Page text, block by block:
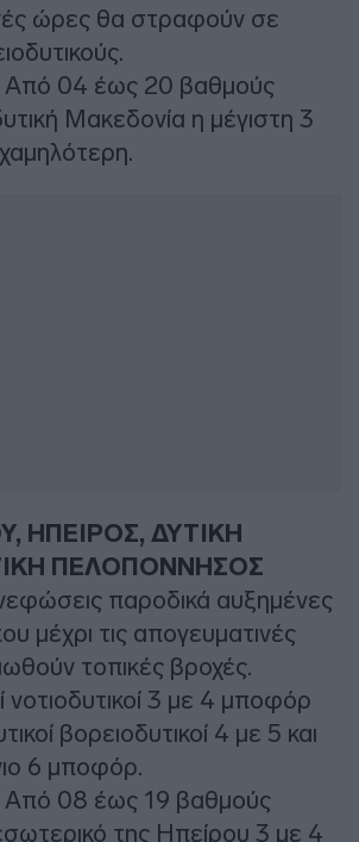
ώρες θα στραφούν σε
Από 04 έως 20 βαθμούς
Μακεδονία η μέγιστη 3
ΗΠΕΙΡΟΣ, ΔΥΤΙΚΗ
ΠΕΛΟΠΟΝΝΗΣΟΣ
παροδικά αυξημένες
μέχρι τις απογευματινές
τοπικές βροχές.
νοτιοδυτικοί 3 με 4 μποφόρ
βορειοδυτικοί 4 με 5 και
6 μποφόρ.
Από 08 έως 19 βαθμούς
της Ηπείρου 3 με 4